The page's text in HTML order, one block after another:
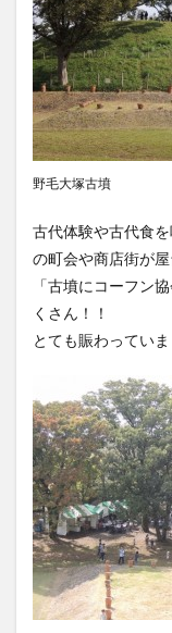
野毛大塚古墳
古代体験や古代食
の町会や商店街が
「古墳にコーフン
くさん！！
とても賑わっていま